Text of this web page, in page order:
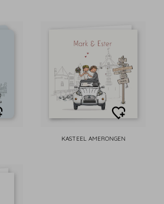
KASTEEL AMERONGEN